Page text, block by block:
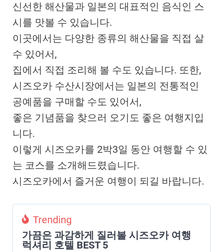
신선한 해산물과 일본의 대표적인 음식인 스
시를 맛볼 수 있습니다.
이곳에서는 다양한 종류의 해산물을 직접 살
수 있어서,
집에서 직접 조리해 볼 수도 있습니다. 또한,
시즈오카 수산시장에서는 일본의 전통적인
공예품을 구매할 수도 있어서,
좋은 기념품을 찾으러 오기도 좋은 여행지입
니다.
이렇게 시즈오카를 2박3일 동안 여행할 수 있
는 코스를 소개해드렸습니다.
시즈오카에서 즐거운 여행이 되길 바랍니다.
Trending
가끔은 과감하게 질러볼 시즈오카 여행
럭셔리 호텔 BEST 5